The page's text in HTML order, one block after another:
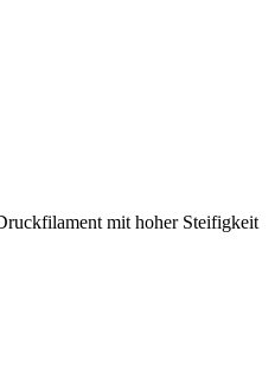
mit hoher Steifigkeit